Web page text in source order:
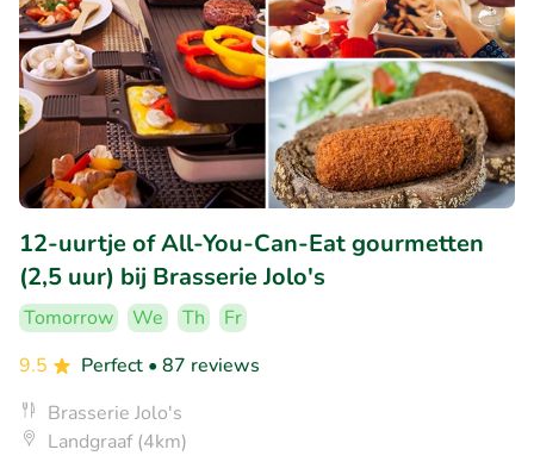
12-uurtje of All-You-Can-Eat gourmetten
(2,5 uur) bij Brasserie Jolo's
Tomorrow We Th
Fr
9.5
Perfect • 87 reviews
Brasserie Jolo's
Landgraaf (4km)